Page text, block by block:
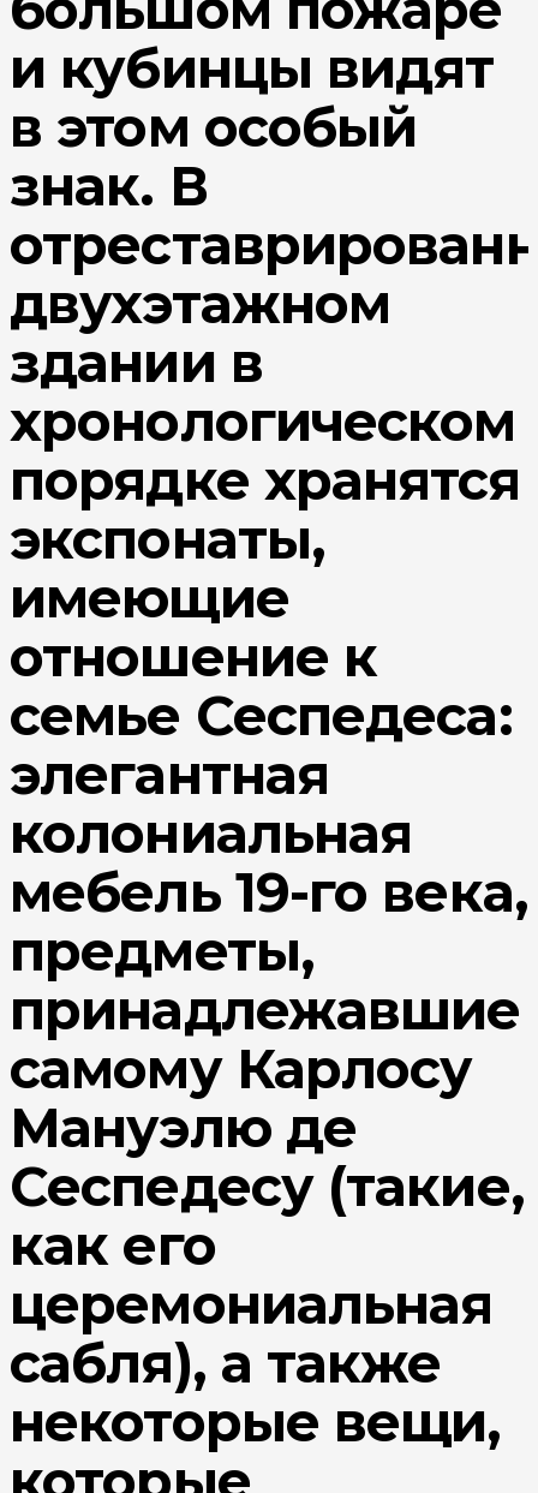
и кубинцы видят
в этом особый
знак. В
двухэтажном
здании в
хронологическом
порядке хранятся
экспонаты,
имеющие
отношение к
семье Сеспедеса:
элегантная
колониальная
мебель 19-го века,
предметы,
принадлежавшие
самому Карлосу
Мануэлю де
Сеспедесу (такие,
как его
церемониальная
сабля), а также
некоторые вещи,